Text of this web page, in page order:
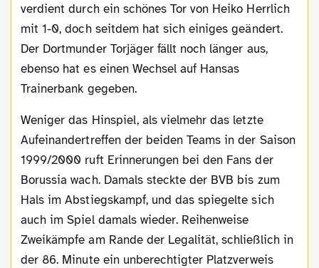
verdient durch ein schönes Tor von Heiko Herrlich
mit 1-0, doch seitdem hat sich einiges geändert.
Der Dortmunder Torjäger fällt noch länger aus,
ebenso hat es einen Wechsel auf Hansas
Trainerbank gegeben.
Weniger das Hinspiel, als vielmehr das letzte
Aufeinandertreffen der beiden Teams in der Saison
1999/2000 ruft Erinnerungen bei den Fans der
Borussia wach. Damals steckte der BVB bis zum
Hals im Abstiegskampf, und das spiegelte sich
auch im Spiel damals wieder. Reihenweise
Zweikämpfe am Rande der Legalität, schließlich in
der 86. Minute ein unberechtigter Platzverweis